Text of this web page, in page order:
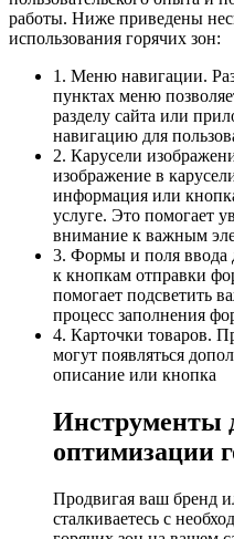
работы. Ниже приведены
использования горячих зон:
1. Меню навигации.
пунктах меню
разделу сайта или
навигацию для
2. Карусели
изображение в
информация или
услуге. Это помогает
внимание к важным
3. Формы и поля ввода
к кнопкам отправки
помогает подсветить
процесс заполнения
4. Карточки товаров.
могут появляться
описание или кнопка
Инструменты
оптимизации
Продвигая ваш бренд
сталкиваетесь с